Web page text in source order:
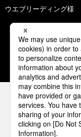
ウエブリーディング様
1 2
パナソニッ